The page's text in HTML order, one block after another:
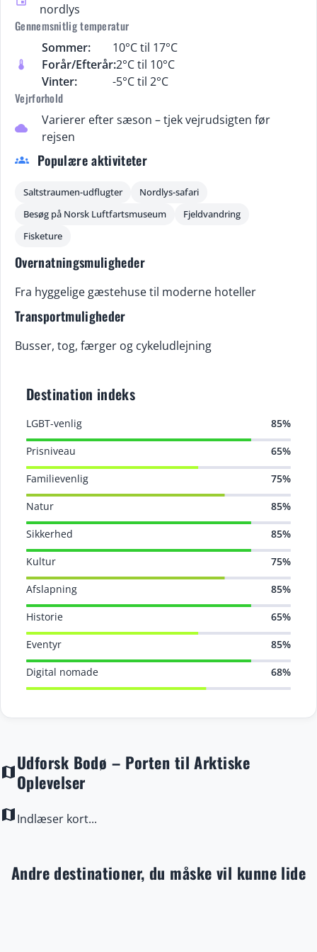
nordlys
Gennemsnitlig temperatur
thermostat
Sommer:
10°C til 17°C
Forår/Efterår:2°C til 10°C
Vinter:
-5°C til 2°C
Vejrforhold
cloud
Varierer efter sæson – tjek vejrudsigten før
rejsen
groups Populære aktiviteter
Saltstraumen-udflugter
Nordlys-safari
Besøg på Norsk Luftfartsmuseum
Fjeldvandring
Fisketure
Overnatningsmuligheder
Fra hyggelige gæstehuse til moderne hoteller
Transportmuligheder
Busser, tog, færger og cykeludlejning
Destination indeks
LGBT-venlig 85%
Prisniveau 65%
Familievenlig 75%
Natur 85%
Sikkerhed 85%
Kultur 75%
Afslapning 85%
Historie 65%
Eventyr 85%
Digital nomade 68%
map Udforsk Bodø – Porten til Arktiske
Oplevelser
map Indlæser kort...
Andre destinationer, du måske vil kunne lide